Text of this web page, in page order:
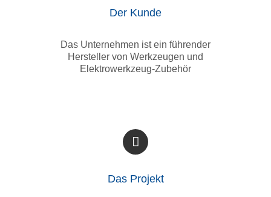
Der Kunde
Das Unternehmen ist ein führender
Hersteller von Werkzeugen und
Elektrowerkzeug-Zubehör
Das Projekt